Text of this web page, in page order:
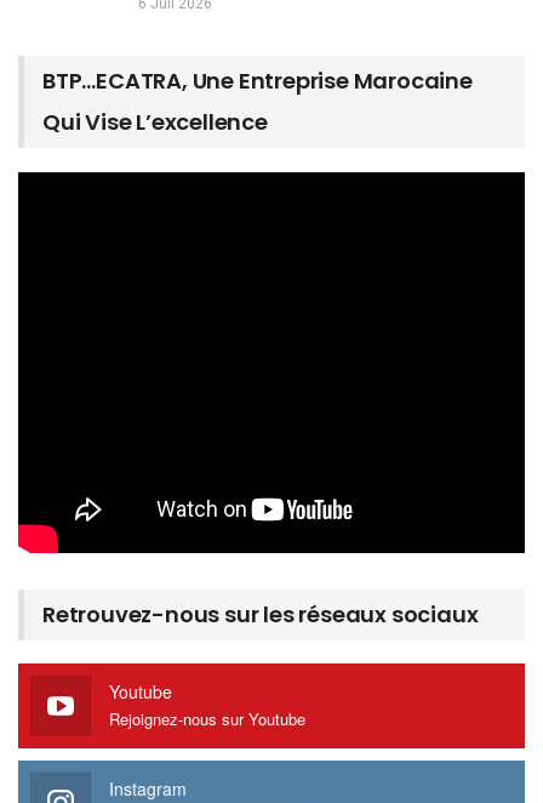
BTP…ECATRA, Une Entreprise Marocaine
Qui Vise L’excellence
Retrouvez-nous sur les réseaux sociaux
Youtube
Rejoignez-nous sur Youtube
Instagram